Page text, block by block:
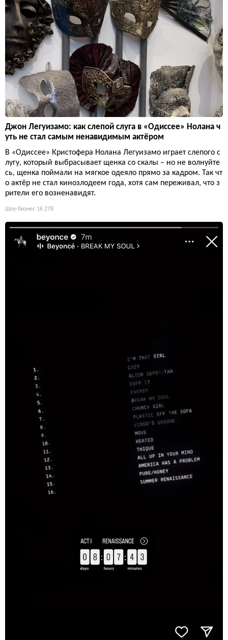
Джон Легуизамо: как слепой слуга в «Одиссее» Нолана ч
уть не стал самым ненавидимым актёром
В «Одиссее» Кристофера Нолана Легуизамо играет слепого с
лугу, который выбрасывает щенка со скалы – но не волнуйте
сь, щенка поймали на мягкое одеяло прямо за кадром. Так чт
о актёр не стал кинозлодеем года, хотя сам переживал, что з
рители его возненавидят.
Шоу-бизнес 16 278